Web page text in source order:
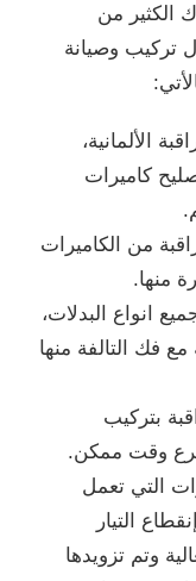
الكثير من
تركيب وصيانة
الألمانية،
كاميرات
من الكاميرات
منها.
انواع البدلات،
فك التالفة منها
بتركيب
وقت ممكن.
التي تعمل
التيار
وتم تزويدها